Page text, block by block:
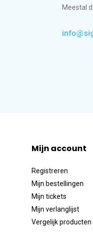
Meestal
Mijn account
Registreren
Mijn bestellingen
Mijn tickets
Mijn verlanglijst
Vergelijk producten